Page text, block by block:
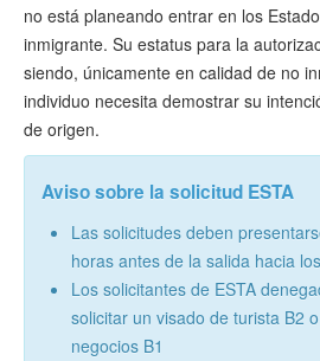
no está planeando entrar en los
inmigrante. Su estatus para la
siendo, únicamente en calidad de no
individuo necesita demostrar su
de origen.
Aviso sobre la solicitud ESTA
Las solicitudes deben
horas antes de la salida hacia
Los solicitantes de ESTA
solicitar un visado de turista B2
negocios B1